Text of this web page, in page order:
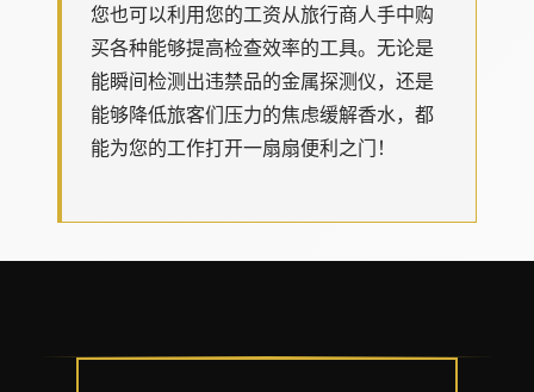
您也可以利用您的工资从旅行商人手中购
买各种能够提高检查效率的工具。无论是
能瞬间检测出违禁品的金属探测仪，还是
能够降低旅客们压力的焦虑缓解香水，都
能为您的工作打开一扇扇便利之门！